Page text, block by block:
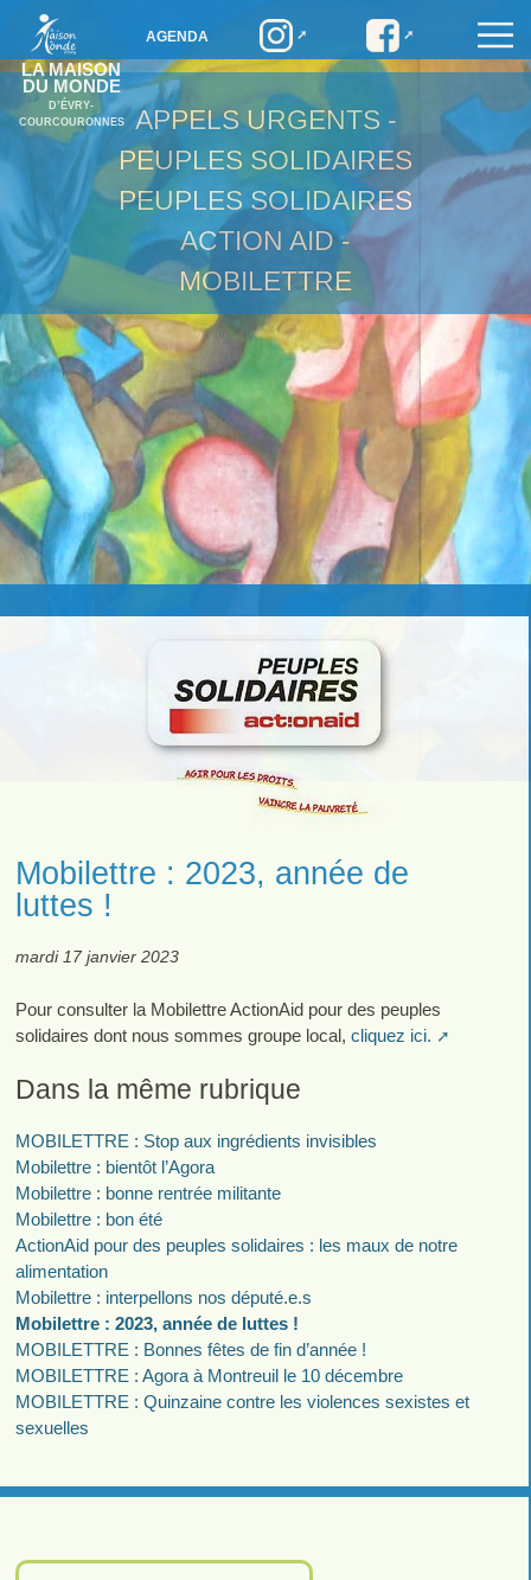
LA MAISON
DU MONDE
D’ÉVRY-
COURCOURONNES
AGENDA
APPELS URGENTS -
PEUPLES SOLIDAIRES
PEUPLES SOLIDAIRES
ACTION AID -
MOBILETTRE
Mobilettre : 2023, année de
luttes !
mardi 17 janvier 2023
Pour consulter la Mobilettre ActionAid pour des peuples
solidaires dont nous sommes groupe local, cliquez ici.
Dans la même rubrique
MOBILETTRE : Stop aux ingrédients invisibles
Mobilettre : bientôt l’Agora
Mobilettre : bonne rentrée militante
Mobilettre : bon été
ActionAid pour des peuples solidaires : les maux de notre
alimentation
Mobilettre : interpellons nos député.e.s
Mobilettre : 2023, année de luttes !
MOBILETTRE : Bonnes fêtes de fin d’année !
MOBILETTRE : Agora à Montreuil le 10 décembre
MOBILETTRE : Quinzaine contre les violences sexistes et
sexuelles